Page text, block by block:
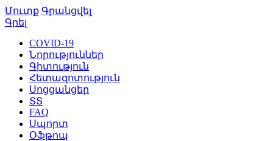
Մուտք Գրանցվել
Գրել
COVID-19
Նորություններ
Գիտություն
Հետազոտություն
Սոցցանցեր
ՏՏ
FAQ
Սպորտ
Օֆթոպ